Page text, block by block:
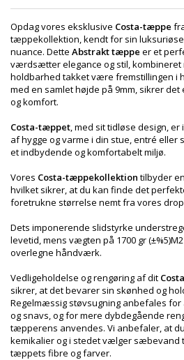
Opdag vores eksklusive Costa-tæppe
tæppekollektion, kendt for sin
nuance. Dette Abstrakt tæppe er et
værdsætter elegance og stil,
holdbarhed takket være fremstillingen i
med en samlet højde på 9mm, sikrer
og komfort.
Costa-tæppet, med sit tidløse design,
af hygge og varme i din stue, entré
et indbydende og komfortabelt miljø.
Vores Costa-tæppekollektion tilbyder
hvilket sikrer, at du kan finde det
foretrukne størrelse nemt fra vores
Dets imponerende slidstyrke
levetid, mens vægten på 1700 gr
overlegne håndværk.
Vedligeholdelse og rengøring af dit
sikrer, at det bevarer sin skønhed og
Regelmæssig støvsugning anbefales
og snavs, og for mere dybdegående
tæpperens anvendes. Vi anbefaler, at
kemikalier og i stedet vælger sæbevand
tæppets fibre og farver.